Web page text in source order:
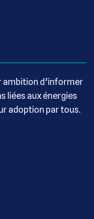
ambition d’informer
liées aux énergies
adoption par tous.